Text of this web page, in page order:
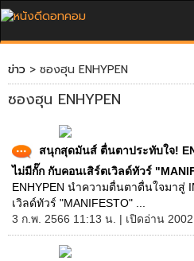
ข่าว > ซองฮุน ENHYPEN
ซองฮุน ENHYPEN
สนุกสุดมันส์ ตื่นตาประทับใจ!
ไม่มีกั๊ก กับคอนเสิร์ตเวิลด์ทัวร์
ENHYPEN นำความตื่นตาตื่นใจมาสู่
เวิลด์ทัวร์ "MANIFESTO" ...
3 ก.พ. 2566 11:13 น. | เปิดอ่าน 2002